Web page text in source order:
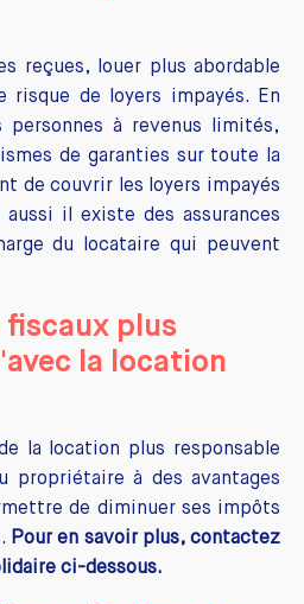
reçues, louer plus abordable
risque de loyers impayés. En
à revenus limités,
de garanties sur toute la
de couvrir les loyers impayés
il existe des assurances
du locataire qui peuvent
fiscaux plus
la location
la location plus responsable
propriétaire à des avantages
de diminuer ses impôts
Pour en savoir plus, contactez
ci-dessous.